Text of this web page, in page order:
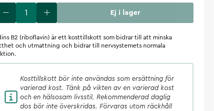
Ej i lager
B2 (riboflavin) är ett kosttillskott som bidrar till att minska
och utmattning och bidrar till nervsystemets normala
Kosttillskott bör inte användas som ersättning för
varierad kost. Tänk på vikten av en varierad kost
och en hälsosam livsstil. Rekommenderad daglig
dos bör inte överskridas. Förvaras utom räckhåll